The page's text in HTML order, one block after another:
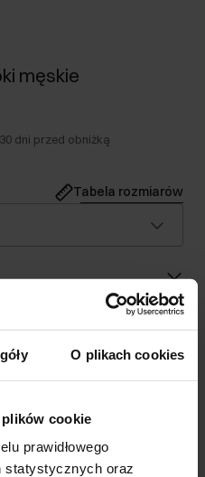
O plikach cookies
cookie
prawidłowego
statystycznych oraz
męskie
dni przed obniżką
Tabela rozmiarów